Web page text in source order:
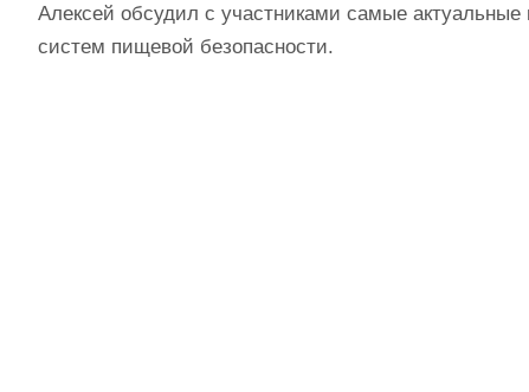
Алексей обсудил с участниками самые
систем пищевой безопасности.